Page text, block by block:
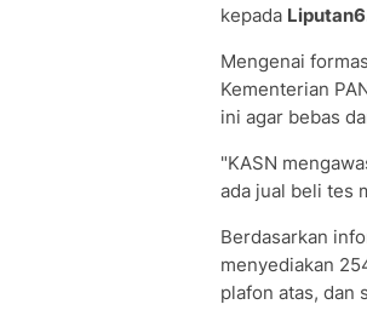
kepada
Mengenai
Kementerian
ini agar bebas
"KASN
ada jual beli tes
Berdasarkan
menyediakan
plafon atas, dan